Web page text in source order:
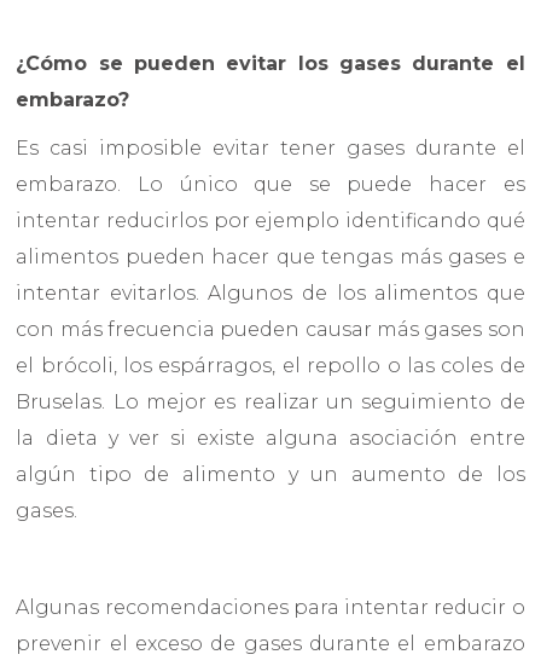
¿Cómo se pueden evitar los gases durante el
embarazo?
Es casi imposible evitar tener gases durante el
embarazo. Lo único que se puede hacer es
intentar reducirlos por ejemplo identificando qué
alimentos pueden hacer que tengas más gases e
intentar evitarlos. Algunos de los alimentos que
con más frecuencia pueden causar más gases son
el brócoli, los espárragos, el repollo o las coles de
Bruselas. Lo mejor es realizar un seguimiento de
la dieta y ver si existe alguna asociación entre
algún tipo de alimento y un aumento de los
gases.
Algunas recomendaciones para intentar reducir o
prevenir el exceso de gases durante el embarazo